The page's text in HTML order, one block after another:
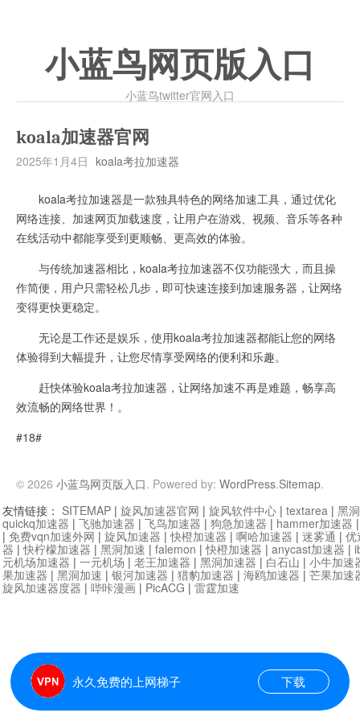
小蓝鸟网页版入口
小蓝鸟twitter官网入口
koala加速器官网
2025年1月4日 koala考拉加速器
koala考拉加速器是一款独具特色的网络加速工具，通过优化
网络连接、加速网页加载速度，让用户在游戏、视频、音乐等各种
在线活动中都能享受到更顺畅、更高效的体验。
与传统加速器相比，koala考拉加速器不仅功能强大，而且操
作简便，用户只需轻松几步，即可快速连接到加速服务器，让网络
变得更快更稳定。
无论是工作还是娱乐，使用koala考拉加速器都能让您的网络
体验得到大幅提升，让您尽情享受网络的便利和乐趣。
赶快体验koala考拉加速器，让网络加速不再是难题，畅享高
效流畅的网络世界！。
#18#
© 2026 小蓝鸟网页版入口. Powered by: WordPress.Sitemap.
永久免费的上网梯子 下载
友情链接： SITEMAP | 旋风加速器官网 | 旋风软件中心 | textarea | 黑
quickq加速器 | 飞驰加速器 | 飞鸟加速器 | 狗急加速器 | hammer加速器
| 免费vqn加速外网 | 旋风加速器 |快橙加速器 | 啊哈加速器 | 迷雾通 | 优
器 |快柠檬加速器 | 黑洞加速 | falemon |快橙加速器 | anycast加速器 |
元机场加速器 | 一元机场 | 老王加速器 | 黑洞加速器 | 白石山 | 小牛加速
果加速器 | 黑洞加速 | 银河加速器 | 猎豹加速器 | 海鸥加速器 | 芒果加速
旋风加速器度器 | 哔咔漫画 | PicACG | 雷霆加速